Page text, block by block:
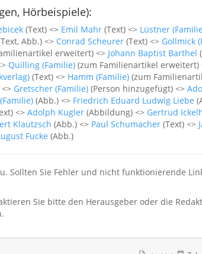
Hörbeispiele):
(Text) <> Emil Mahr (Text) <> Lüstner
Abb.) <> Conrad Scheurer (Text) <> Gollmick
erweitert) <> Johann Baptist Barthel
Quilling (Familie) (zum Familienartikel erweitert)
(Text) <> Hamm (Familie) (zum
Gretscher (Familie) (Person hinzugefügt) <>
(Abb.) <> Friedrich Eduard Ludwig Liebe
<> Adolph Kugler (Abbildung) <> Gertrud
Klautzsch (Abb.) <> Paul Schumacher (Text) <>
Fucke (Abb.)
Sollten Sie Fehler und nicht funktionierende
Sie bitte den Herausgeber oder die